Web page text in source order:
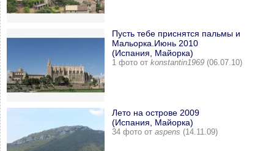
Пусть тебе приснятся пальмы и
Мальорка.Июнь 2010
(Испания, Майорка)
1 фото от konstantin1969 (06.07.10)
Лето на острове 2009
(Испания, Майорка)
34 фото от aspens (14.11.09)